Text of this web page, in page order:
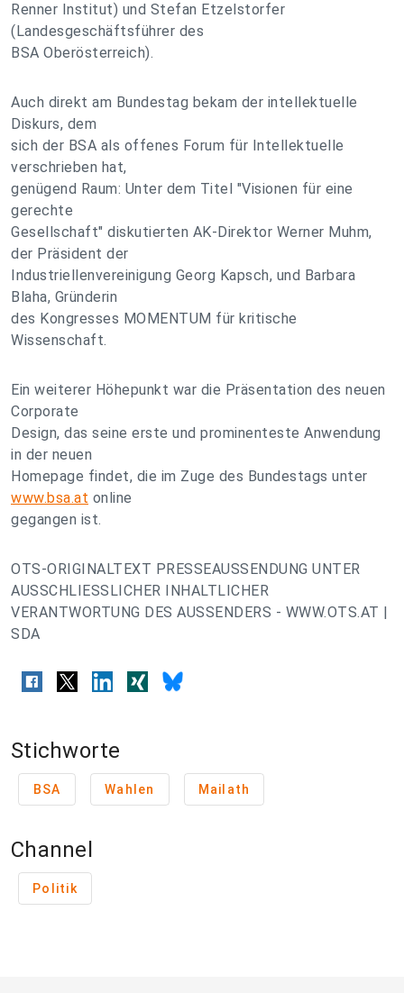
Renner Institut) und Stefan Etzelstorfer
(Landesgeschäftsführer des
BSA Oberösterreich).
Auch direkt am Bundestag bekam der intellektuelle
Diskurs, dem
sich der BSA als offenes Forum für Intellektuelle
verschrieben hat,
genügend Raum: Unter dem Titel "Visionen für eine
gerechte
Gesellschaft" diskutierten AK-Direktor Werner Muhm,
der Präsident der
Industriellenvereinigung Georg Kapsch, und Barbara
Blaha, Gründerin
des Kongresses MOMENTUM für kritische
Wissenschaft.
Ein weiterer Höhepunkt war die Präsentation des neuen
Corporate
Design, das seine erste und prominenteste Anwendung
in der neuen
Homepage findet, die im Zuge des Bundestags unter
www.bsa.at online
gegangen ist.
OTS-ORIGINALTEXT PRESSEAUSSENDUNG UNTER
AUSSCHLIESSLICHER INHALTLICHER
VERANTWORTUNG DES AUSSENDERS - WWW.OTS.AT |
SDA
Stichworte
BSA Wahlen Mailath
Channel
Politik